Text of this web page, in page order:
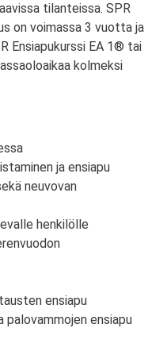
tilanteissa. SPR
on voimassa 3 vuotta ja
Ensiapukurssi EA 1® tai
kolmeksi
ja ensiapu
neuvovan
henkilölle
ensiapu
palovammojen ensiapu